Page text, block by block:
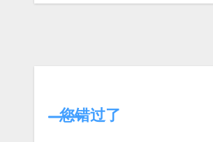
您错过了